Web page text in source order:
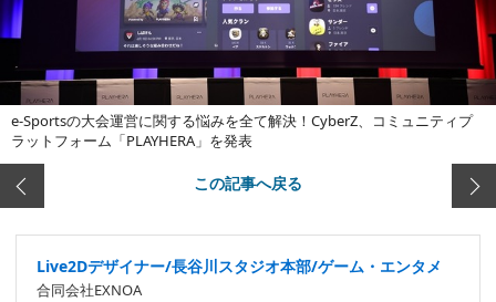
e-Sportsの大会運営に関する悩みを全て解決！CyberZ、コミュニティプ
ラットフォーム「PLAYHERA」を発表
この記事へ戻る
Live2Dデザイナー/長谷川スタジオ本部/ゲーム・エンタメ
合同会社EXNOA